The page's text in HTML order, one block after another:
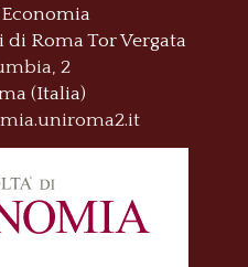
di RomaTor Vergata
2
(Italia)